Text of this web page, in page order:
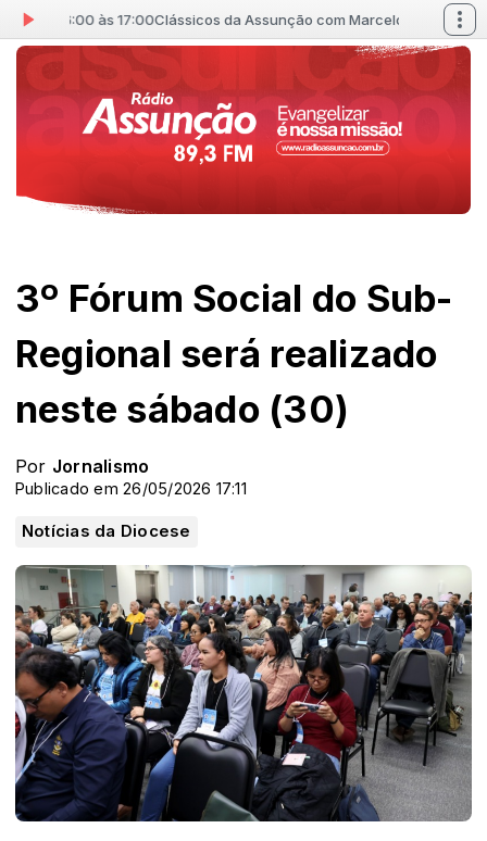
16:00 às 17:00Clássicos da Assunção com Marcelo Marcondes das
3º Fórum Social do Sub-
Regional será realizado
neste sábado (30)
Por Jornalismo
Publicado em 26/05/2026 17:11
Notícias da Diocese